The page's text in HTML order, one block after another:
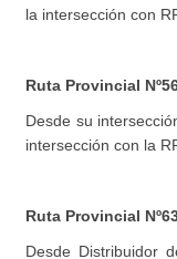
la intersección con
Ruta Provincial
Desde su
intersección con la
Ruta Provincial
Desde Distribuidor